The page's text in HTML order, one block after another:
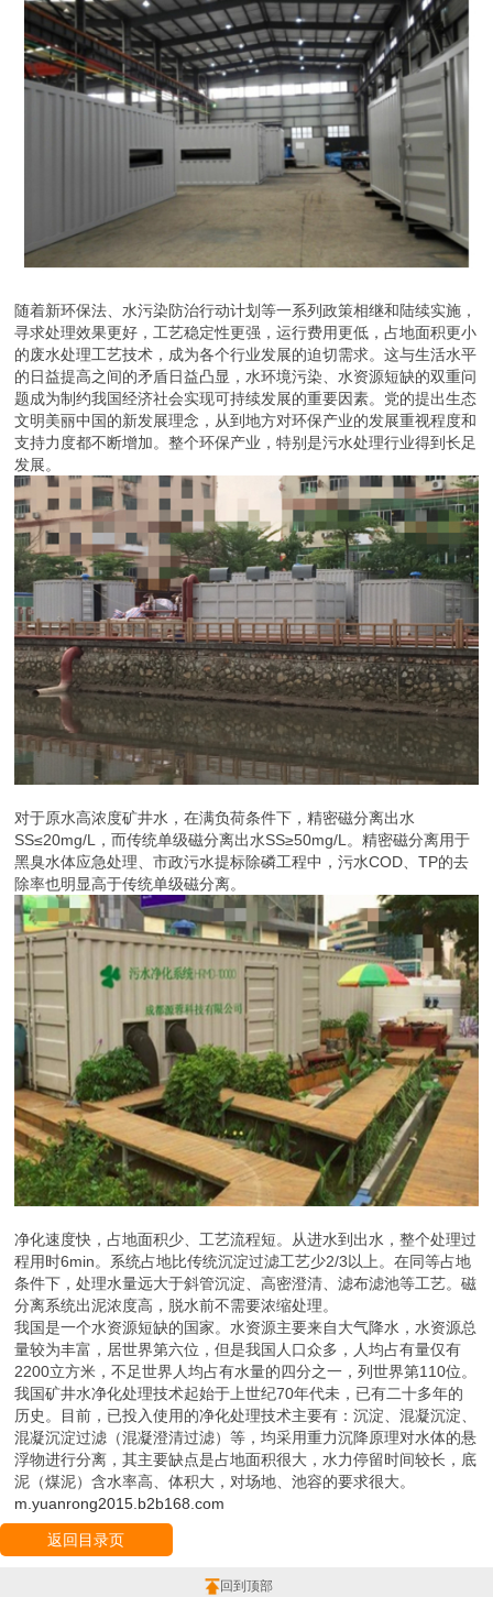
随着新环保法、水污染防治行动计划等一系列政策相继和陆续实施，
寻求处理效果更好，工艺稳定性更强，运行费用更低，占地面积更小
的废水处理工艺技术，成为各个行业发展的迫切需求。这与生活水平
的日益提高之间的矛盾日益凸显，水环境污染、水资源短缺的双重问
题成为制约我国经济社会实现可持续发展的重要因素。党的提出生态
文明美丽中国的新发展理念，从到地方对环保产业的发展重视程度和
支持力度都不断增加。整个环保产业，特别是污水处理行业得到长足
发展。
对于原水高浓度矿井水，在满负荷条件下，精密磁分离出水
SS≤20mg/L，而传统单级磁分离出水SS≥50mg/L。精密磁分离用于
黑臭水体应急处理、市政污水提标除磷工程中，污水COD、TP的去
除率也明显高于传统单级磁分离。
净化速度快，占地面积少、工艺流程短。从进水到出水，整个处理过
程用时6min。系统占地比传统沉淀过滤工艺少2/3以上。在同等占地
条件下，处理水量远大于斜管沉淀、高密澄清、滤布滤池等工艺。磁
分离系统出泥浓度高，脱水前不需要浓缩处理。
我国是一个水资源短缺的国家。水资源主要来自大气降水，水资源总
量较为丰富，居世界第六位，但是我国人口众多，人均占有量仅有
2200立方米，不足世界人均占有水量的四分之一，列世界第110位。
我国矿井水净化处理技术起始于上世纪70年代未，已有二十多年的
历史。目前，已投入使用的净化处理技术主要有：沉淀、混凝沉淀、
混凝沉淀过滤（混凝澄清过滤）等，均采用重力沉降原理对水体的悬
浮物进行分离，其主要缺点是占地面积很大，水力停留时间较长，底
泥（煤泥）含水率高、体积大，对场地、池容的要求很大。
m.yuanrong2015.b2b168.com
返回目录页
回到顶部